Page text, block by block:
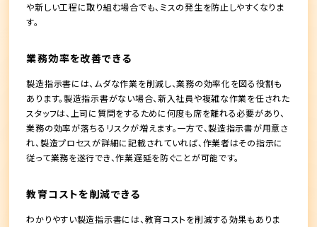
や新しい工程に取り組む場合でも、ミスの発生を防止しやすくなりま
す。
業務効率を改善できる
製造指示書には、ムダな作業を削減し、業務の効率化を図る役割も
あります。製造指示書がない場合、新入社員や複雑な作業を任された
スタッフは、上司に質問をするために何度も席を離れる必要があり、
業務の効率が落ちるリスクが増えます。一方で、製造指示書が用意さ
れ、製造プロセスが詳細に記載されていれば、作業者はその指示に
従って業務を遂行でき、作業遅延を防ぐことが可能です。
教育コストを削減できる
わかりやすい製造指示書には、教育コストを削減する効果もありま